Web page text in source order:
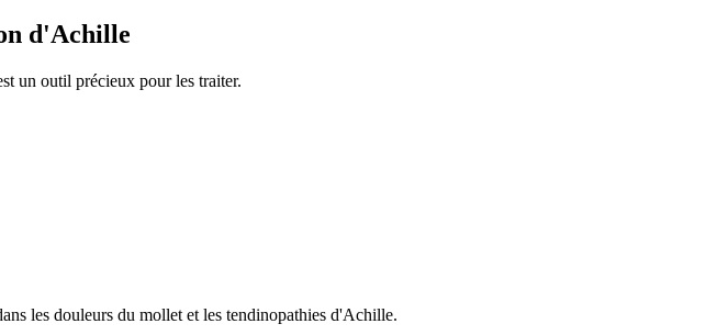
d'Achille
un outil précieux pour les traiter.
les douleurs du mollet et les tendinopathies d'Achille.